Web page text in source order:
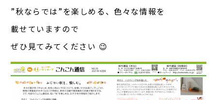
”秋ならでは”を楽しめる、色々な情報を
載せていますので
ぜひ見てみてください 😉